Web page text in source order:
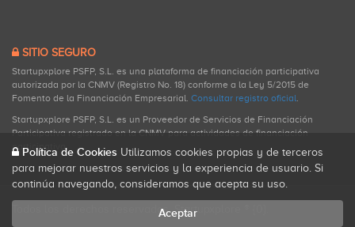
SITIO SEGURO
Startupxplore PSFP, S.L. es una plataforma de financiación participativa
autorizada por la CNMV (Registro No. 18) conforme a la Ley 5/2015 de
Fomento de la Financiación Empresarial. Consultar registro oficial
Startupxplore PSFP, S.L. es un Proveedor de Servicios de Financiación
Participativa registrado en la CNMV para actividades de financiación
participativa.
Todos los derechos reservados. Startupxplore ® {0}.
Política de Cookies Utilizamos cookies propias y de terceros
para mejorar nuestros servicios y la experiencia de usuario. Si
continúa navegando, consideramos que acepta su uso.
Aceptar